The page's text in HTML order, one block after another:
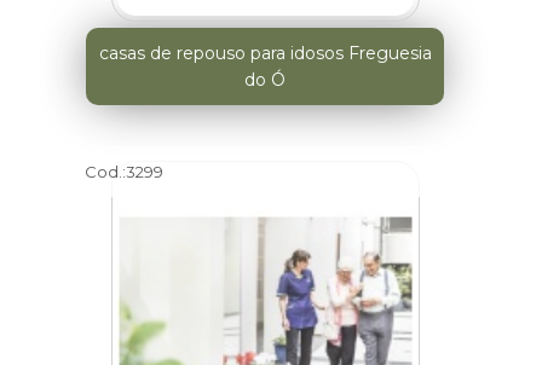
casas de repouso para idosos Freguesia
do Ó
Cod.:3299